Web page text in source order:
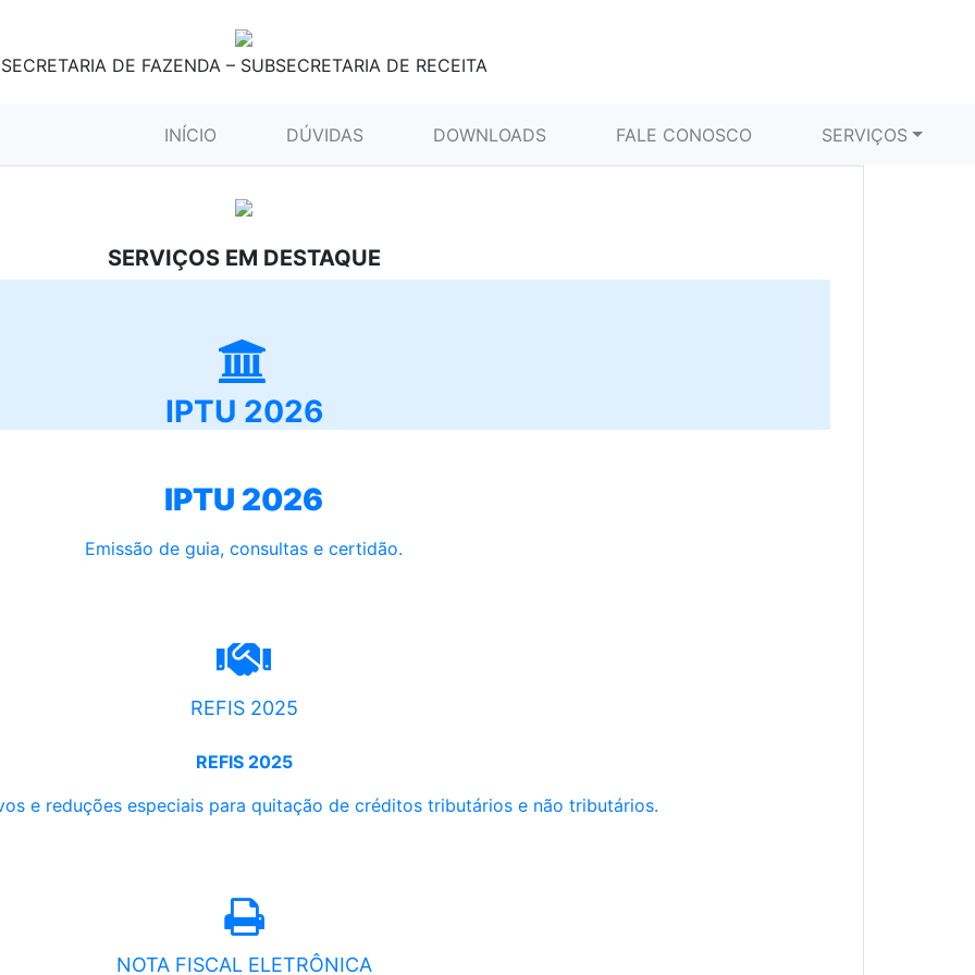
SECRETARIA DE FAZENDA – SUBSECRETARIA DE RECEITA
INÍCIO (CURRENT)DÚVIDAS DOWNLOADS FALE CONOSCO SERVIÇOS
SERVIÇOS EM DESTAQUE
IPTU 2026
IPTU 2026
Emissão de guia, consultas e certidão.
REFIS 2025
REFIS 2025
e reduções especiais para quitação de créditos tributários e não tributários.
NOTA FISCAL ELETRÔNICA